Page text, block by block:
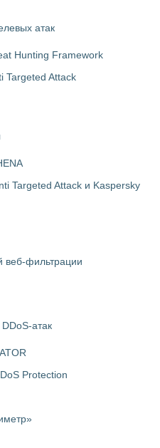
атак
Hunting Framework
Targeted Attack
Targeted Attack и Kaspersky
веб-фильтрации
атак
Protection